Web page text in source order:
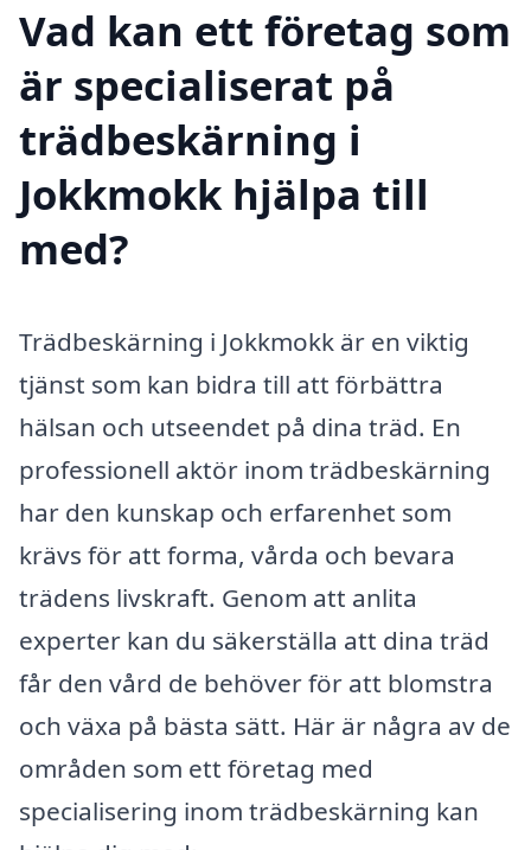
Vad kan ett företag som
är specialiserat på
trädbeskärning i
Jokkmokk hjälpa till
med?
Trädbeskärning i Jokkmokk är en viktig
tjänst som kan bidra till att förbättra
hälsan och utseendet på dina träd. En
professionell aktör inom trädbeskärning
har den kunskap och erfarenhet som
krävs för att forma, vårda och bevara
trädens livskraft. Genom att anlita
experter kan du säkerställa att dina träd
får den vård de behöver för att blomstra
och växa på bästa sätt. Här är några av de
områden som ett företag med
specialisering inom trädbeskärning kan